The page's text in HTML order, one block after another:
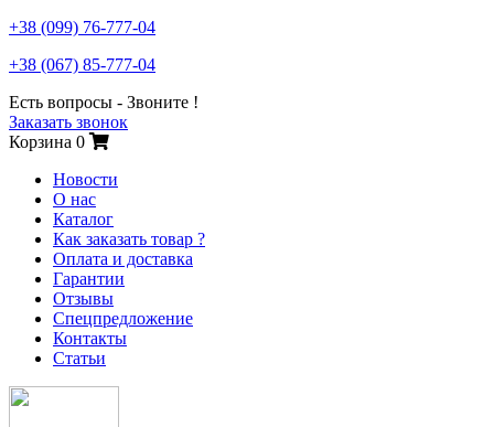
+38 (099) 76-777-04
+38 (067) 85-777-04
Есть вопросы - Звоните !
Заказать звонок
Корзина 0
Новости
О нас
Каталог
Как заказать товар ?
Оплата и доставка
Гарантии
Отзывы
Спецпредложение
Контакты
Статьи